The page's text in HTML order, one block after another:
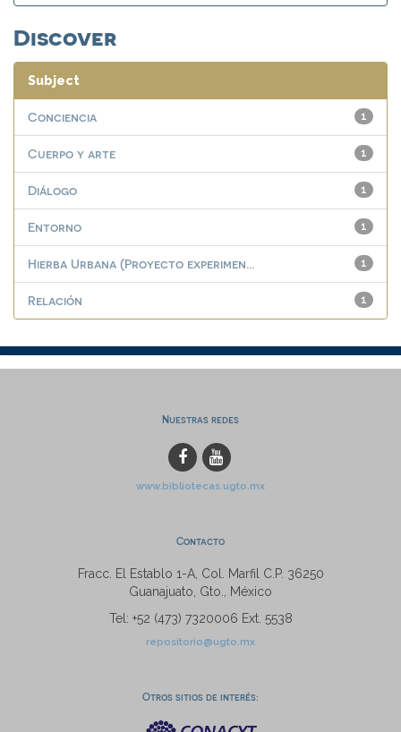
Discover
Subject
1
Conciencia
1
Cuerpo y arte
1
Diálogo
1
Entorno
1
Hierba Urbana (Proyecto experimen...
1
Relación
Nuestras redes
www.bibliotecas.ugto.mx
Contacto
Fracc. El Establo 1-A, Col. Marfil C.P. 36250
Guanajuato, Gto., México
Tel: +52 (473) 7320006 Ext. 5538
repositorio@ugto.mx
Otros sitios de interés: